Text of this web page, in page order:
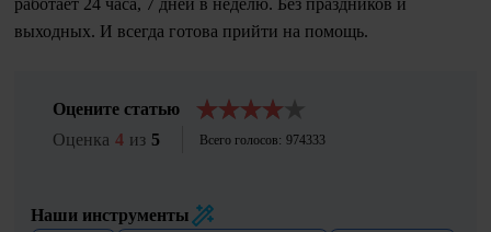
работает 24 часа, 7 дней в неделю. Без праздников и
выходных. И всегда готова прийти на помощь.
Оцените статью
Оценка 4 из 5 Всего голосов: 974333
Наши инструменты